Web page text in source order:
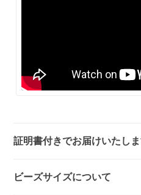
証明書付きでお届けいたし
ビーズサイズについて